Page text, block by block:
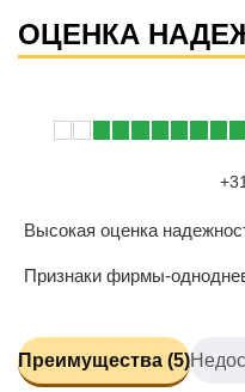
ОЦЕНКА
+31
Высокая оценка
Признаки фирмы-
Преимущества (5)